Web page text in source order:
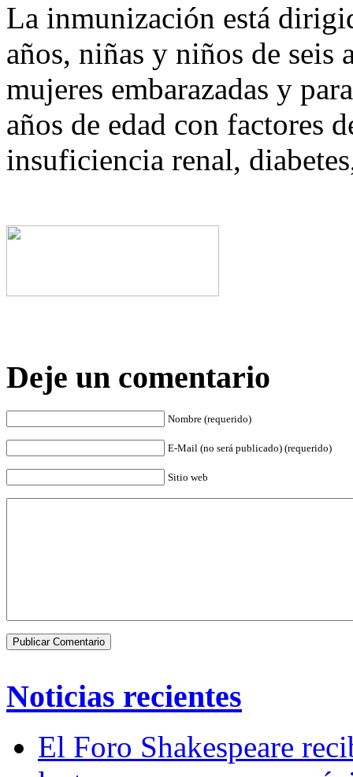
La inmunización está
años, niñas y niños de seis
mujeres embarazadas y
años de edad con factores
insuficiencia renal,
Deje un comentario
Nombre (requerido)
E-Mail (no será publicado) (requerido)
Sitio web
Noticias recientes
El Foro Shakespeare